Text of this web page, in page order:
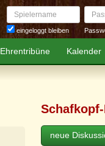
Spielername
eingeloggt bleiben
Ehrentribüne Kalender
neue